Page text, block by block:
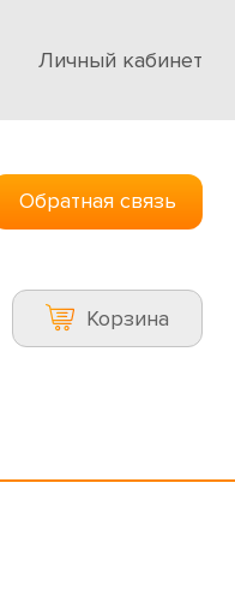
Личный кабинет
Обратная связь
Корзина